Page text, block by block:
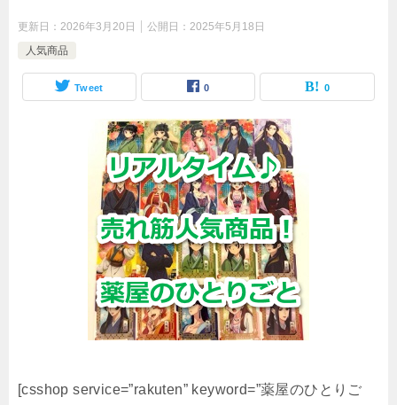
更新日： 2026年3月20日 公開日： 2025年5月18日
人気商品
Tweet 0 0
[csshop service=”rakuten” keyword=”薬屋のひとりご